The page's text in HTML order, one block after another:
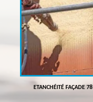
ETANCHÉITÉ FAÇADE 78